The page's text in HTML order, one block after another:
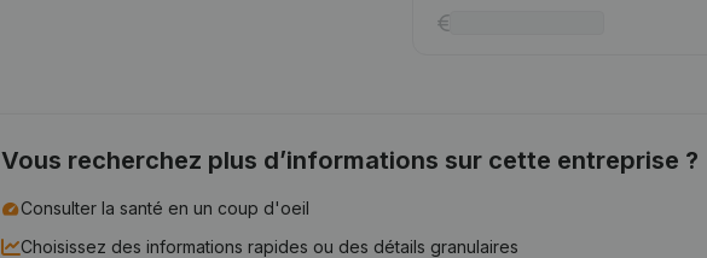
Vous recherchez plus d’informations sur cette entreprise ?
Consulter la santé en un coup d'oeil
Choisissez des informations rapides ou des détails granulaires